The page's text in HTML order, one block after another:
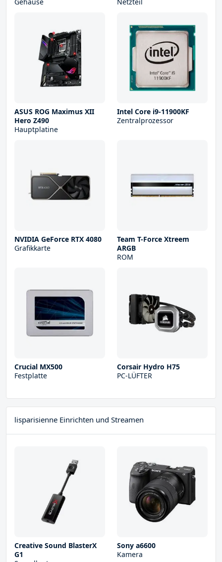
ASUS ROG Maximus XII
Hero Z490
Hauptplatine
Intel Core i9-11900KF
Zentralprozessor
NVIDIA GeForce RTX 4080
Grafikkarte
Team T-Force Xtreem
ARGB
ROM
Crucial MX500
Festplatte
Corsair Hydro H75
PC-LÜFTER
lisparisienne Einrichten und Streamen
Creative Sound BlasterX
G1
Sony a6600
Kamera